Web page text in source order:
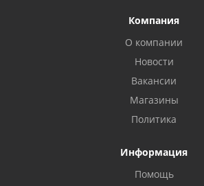
Компания
О компании
Новости
Вакансии
Магазины
Политика
Информация
Помощь